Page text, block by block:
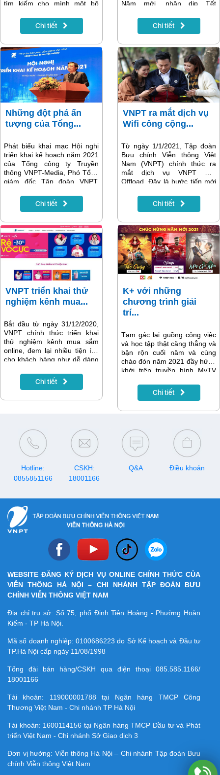
tìm kiếm cho mình một bộ
sắc cho một ngày cuối tuần
vui vẻ cùng cả gia đình... hay
một gia vị nhẹ nhàng lấp đầy
tâm hồn bạn, hãy cùng truyền
hình MyTV đón xem Top
những bộ phim điện ảnh
chiếm trọn spotlight bạn
không thể bỏ lỡ trong tháng 1
này nhé.
Chi tiết
Năm mới, nhân dịp Tết
phối hợp để cho ra mắt các
chương trình khuyến mại siêu
ĐƠN, cho người người nhà
nhà mua sắm, cho một cái Tết
vui vẻ, đủ đầy với chi phí hợp
lý.
Chi tiết
Những đột phá ấn
tượng của Tổng...
Phát biểu khai mạc Hội nghị
triển khai kế hoạch năm 2021
của Tổng công ty Truyền
thông VNPT-Media, Phó Tổng
giám đốc Tập đoàn VNPT,
Quang Liêm đã đánh giá, nhìn
lại năm 2020 vừa qua, Tổng
Media đã tạo được những đột
phá, cơ hội phát triển, góp
phần vào mục tiêu chiến lược
của Tập đoàn VNPT trong
việc chuyển đổi số, phát triển
kinh tế số tại Việt Nam.
Chi tiết
VNPT ra mắt dịch vụ
Wifi công cộng...
Từ ngày 1/1/2021, Tập đoàn
Bưu chính Viễn thông Việt
Nam (VNPT) chính thức ra
mắt dịch vụ VNPT Wifi
Offload. Đây là bước tiến mới
thống Wifi công cộng trên
khắp cả nước.
Chi tiết
VNPT triển khai thử
nghiệm kênh mua...
Bắt đầu từ ngày 31/12/2020,
VNPT chính thức triển khai
thử nghiệm kênh mua sắm
online, đem lại nhiều tiện ích
cho khách hàng như dễ dàng
cước...
Chi tiết
K+ với những
chương trình giải
trí...
Tạm gác lại guồng công việc
và học tập thật căng thẳng và
bận rộn cuối năm và cùng
chào đón năm 2021 đầy hứng
khởi trên truyền hình MyTV
dành riêng cho nhóm khách
hàng của gói kênh K+ trong
Chi tiết
Hotline:
0855851166
CSKH:
18001166
Q&A Điều khoản
WEBSITE ĐĂNG KÝ DỊCH VỤ ONLINE CHÍNH THỨC CỦA
VIỄN THÔNG HÀ NỘI – CHI NHÁNH TẬP ĐOÀN BƯU
CHÍNH VIỄN THÔNG VIỆT NAM
Địa chỉ trụ sở: Số 75, phố Đinh Tiên Hoàng - Phường Hoàn
Kiếm - TP Hà Nội.
Mã số doanh nghiệp:0100686223 do Sở Kế hoạch và Đầu tư
TP.Hà Nội cấp ngày 11/08/1998
Tổng đài bán hàng/CSKH qua điện thoại 085.585.1166/
18001166
Tài khoản: 119000001788 tại Ngân hàng TMCP Công
Thương Việt Nam - Chi nhánh TP Hà Nội
Tài khoản: 1600114156 tại Ngân hàng TMCP Ðầu tư và Phát
triển Việt Nam - Chi nhánh Sở Giao dịch 3
Đơn vị hưởng: Viễn thông Hà Nội – Chi nhánh Tập đoàn Bưu
chính Viễn thông Việt Nam